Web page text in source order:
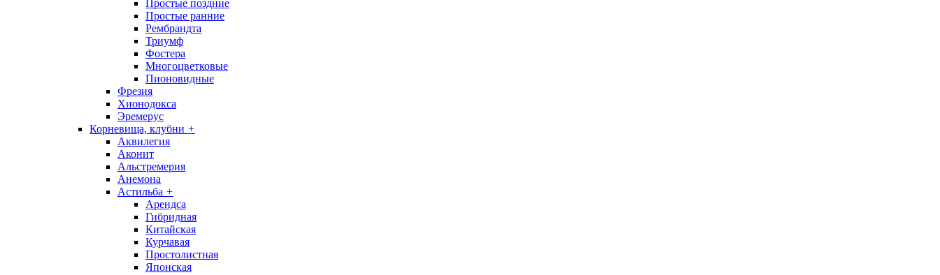
Простые поздние
Простые ранние
Рембрандта
Триумф
Фостера
Многоцветковые
Пионовидные
Фрезия
Хионодокса
Эремерус
Корневища, клубни +
Аквилегия
Аконит
Альстремерия
Анемона
Астильба +
Арендса
Гибридная
Китайская
Курчавая
Простолистная
Японская